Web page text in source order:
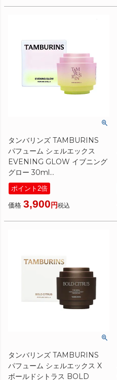
タンバリンズ TAMBURINS
パフューム シェルエックス
EVENING GLOW イブニング
グロー 30ml
[ ハンドクリーム ] ☆新入荷06
国内発送 韓国コスメ
ポイント2倍
価格 3,900 税込
タンバリンズ TAMBURINS
パフューム シェルエックス X
ボールドシトラス BOLD